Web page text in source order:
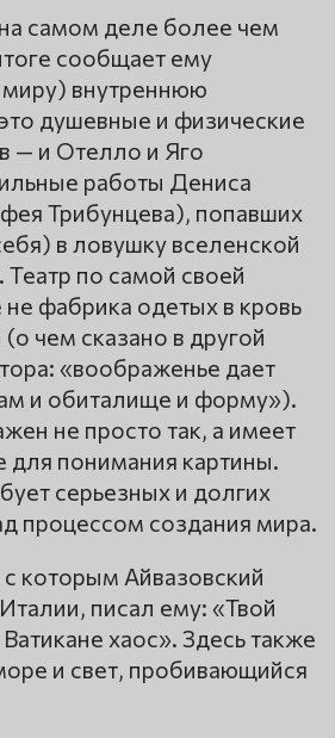
самом деле более чем
сообщает ему
миру) внутреннюю
душевные и физические
— и Отелло и Яго
работы Дениса
Трибунцева), попавших
в ловушку вселенской
Театр по самой своей
фабрика одетых в кровь
чем сказано в другой
«воображенье дает
и обиталище и форму»).
не просто так, а имеет
для понимания картины.
серьезных и долгих
процессом создания мира.
которым Айвазовский
писал ему: «Твой
хаос». Здесь также
и свет, пробивающийся